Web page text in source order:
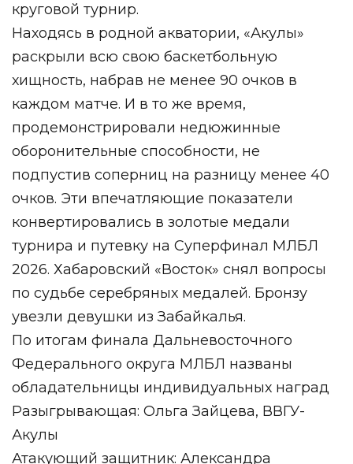
круговой турнир.
Находясь в родной акватории, «Акулы»
раскрыли всю свою баскетбольную
хищность, набрав не менее 90 очков в
каждом матче. И в то же время,
продемонстрировали недюжинные
оборонительные способности, не
подпустив соперниц на разницу менее 40
очков. Эти впечатляющие показатели
конвертировались в золотые медали
турнира и путевку на Суперфинал МЛБЛ
2026. Хабаровский «Восток» снял вопросы
по судьбе серебряных медалей. Бронзу
увезли девушки из Забайкалья.
По итогам финала Дальневосточного
Федерального округа МЛБЛ названы
обладательницы индивидуальных наград
Разыгрывающая: Ольга Зайцева, ВВГУ-
Акулы
Атакующий защитник: Александра